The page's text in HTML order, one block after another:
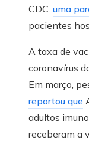
CDC. uma
pacientes
A taxa de
coronavírus
Em março,
reportou que
adultos
receberam a